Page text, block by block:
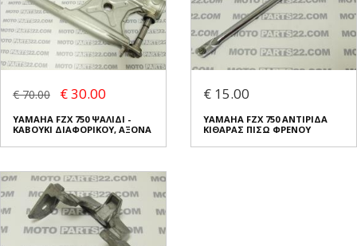
€ 70.00 € 30.00
YAMAHA FZX 750 ΨΑΛΙΔΙ -
ΚΑΒΟΥΚΙ ΔΙΑΦΟΡΙΚΟΥ, ΑΞΟΝΑ
€ 15.00
YAMAHA FZX 750 ΑΝΤΙΡΙΔΑ
ΚΙΘΑΡΑΣ ΠΙΣΩ ΦΡΕΝΟΥ